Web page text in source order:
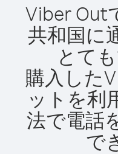
Viber Out
共和国に
とて
購入した
ットを利
法で電話
で